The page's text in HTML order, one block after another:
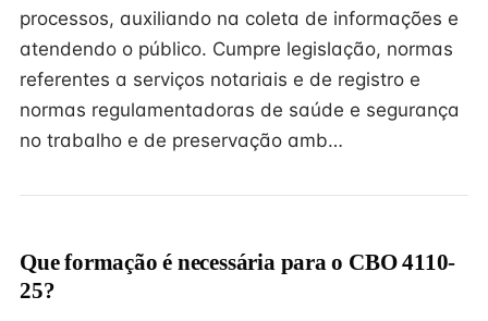
processos, auxiliando na coleta de informações e
atendendo o público. Cumpre legislação, normas
referentes a serviços notariais e de registro e
normas regulamentadoras de saúde e segurança
no trabalho e de preservação amb…
Que formação é necessária para o CBO 4110-
25?